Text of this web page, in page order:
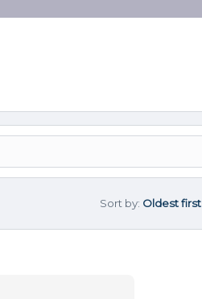
Sort by: Oldest first